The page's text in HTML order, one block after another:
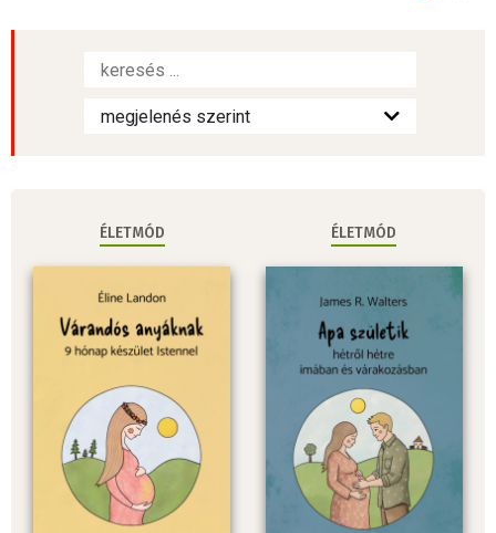
ÉLETMÓD ÉLETMÓD